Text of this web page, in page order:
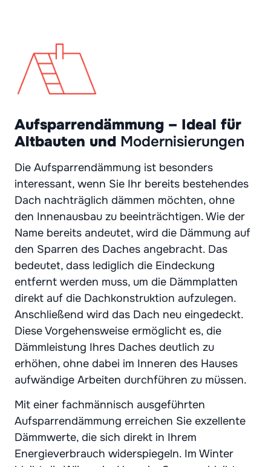
Aufsparrendämmung – Ideal für
Altbauten und Modernisierungen
Die Aufsparrendämmung ist besonders
interessant, wenn Sie Ihr bereits bestehendes
Dach nachträglich dämmen möchten, ohne
den Innenausbau zu beeinträchtigen. Wie der
Name bereits andeutet, wird die Dämmung auf
den Sparren des Daches angebracht. Das
bedeutet, dass lediglich die Eindeckung
entfernt werden muss, um die Dämmplatten
direkt auf die Dachkonstruktion aufzulegen.
Anschließend wird das Dach neu eingedeckt.
Diese Vorgehensweise ermöglicht es, die
Dämmleistung Ihres Daches deutlich zu
erhöhen, ohne dabei im Inneren des Hauses
aufwändige Arbeiten durchführen zu müssen.
Mit einer fachmännisch ausgeführten
Aufsparrendämmung erreichen Sie exzellente
Dämmwerte, die sich direkt in Ihrem
Energieverbrauch widerspiegeln. Im Winter